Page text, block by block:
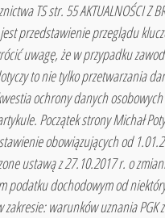
TS str. 55 AKTUALNOŚCI Z
przedstawienie przeglądu
uwagę, że w przypadku
to nie tylko przetwarzania
ochrony danych
Początek strony Michał
obowiązujących od
ustawą z 27.10.2017 r. o
podatku dochodowym od
warunków uznania